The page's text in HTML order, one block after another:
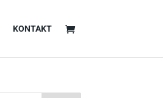
KONTAKT